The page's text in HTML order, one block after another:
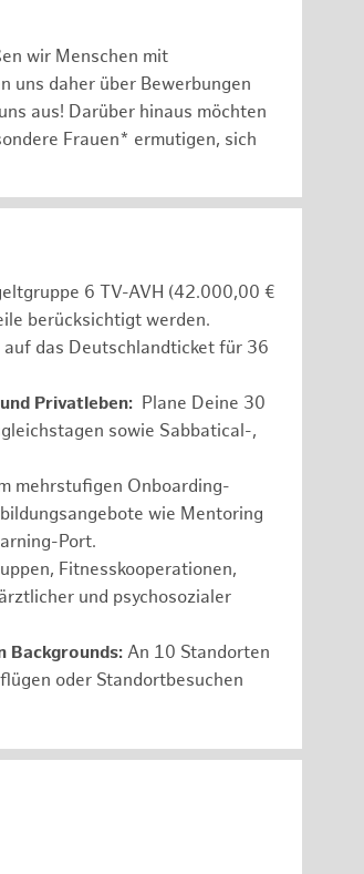
wir Menschen mit
uns daher über Bewerbungen
aus! Darüber hinaus möchten
Frauen* ermutigen, sich
6 TV-AVH (42.000,00 €
berücksichtigt werden.
das Deutschlandticket für 36
Privatleben: Plane Deine 30
sowie Sabbatical-,
mehrstufigen Onboarding-
wie Mentoring
Port.
Fitnesskooperationen,
und psychosozialer
Backgrounds: An 10 Standorten
oder Standortbesuchen